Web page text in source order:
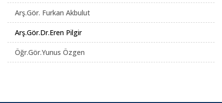
Arş.Gör. Furkan Akbulut
Arş.Gör.Dr.Eren Pilgir
Öğr.Gör.Yunus Özgen